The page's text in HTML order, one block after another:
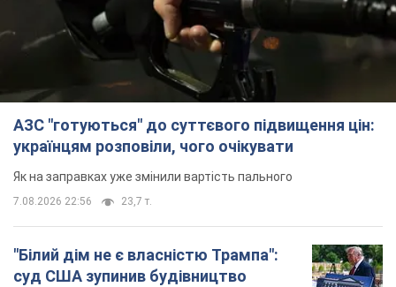
АЗС "готуються" до суттєвого підвищення цін:
українцям розповіли, чого очікувати
Як на заправках уже змінили вартість пального
7.08.2026 22:56 23,7 т.
"Білий дім не є власністю Трампа":
суд США зупинив будівництво